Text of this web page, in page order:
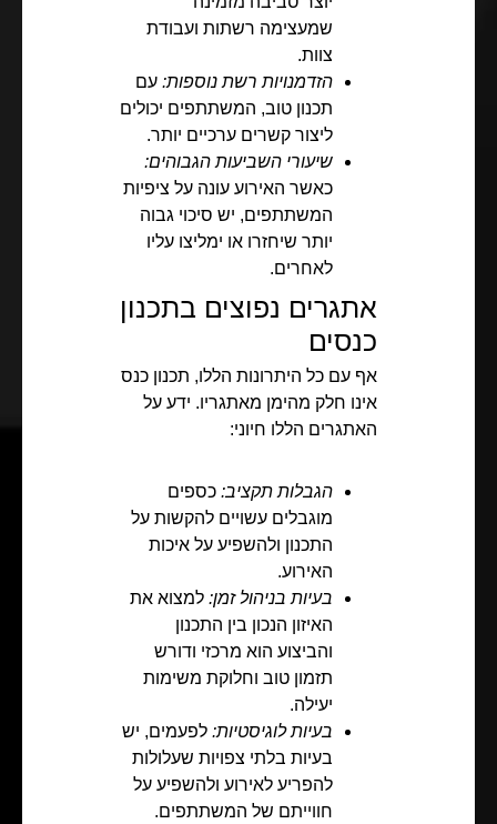
שמעצימה רשתות ועבודת
צוות.
הזדמנויות רשת נוספות: עם
תכנון טוב, המשתתפים יכולים
ליצור קשרים ערכיים יותר.
שיעורי השביעות הגבוהים:
כאשר האירוע עונה על ציפיות
המשתתפים, יש סיכוי גבוה
יותר שיחזרו או ימליצו עליו
לאחרים.
אתגרים נפוצים בתכנון
כנסים
אף עם כל היתרונות הללו, תכנון כנס
אינו חלק מהימן מאתגריו. ידע על
האתגרים הללו חיוני:
הגבלות תקציב: כספים
מוגבלים עשויים להקשות על
התכנון ולהשפיע על איכות
האירוע.
בעיות בניהול זמן: למצוא את
האיזון הנכון בין התכנון
והביצוע הוא מרכזי ודורש
תזמון טוב וחלוקת משימות
יעילה.
בעיות לוגיסטיות: לפעמים, יש
בעיות בלתי צפויות שעלולות
להפריע לאירוע ולהשפיע על
חווייתם של המשתתפים.